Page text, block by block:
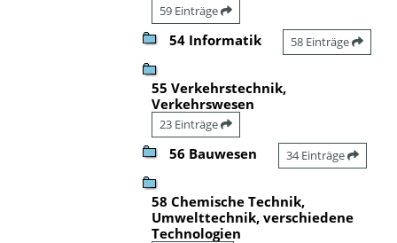
59 Einträge
54 Informatik 58 Einträge
55 Verkehrstechnik,
Verkehrswesen
23 Einträge
56 Bauwesen 34 Einträge
58 Chemische Technik,
Umwelttechnik, verschiedene
Technologien